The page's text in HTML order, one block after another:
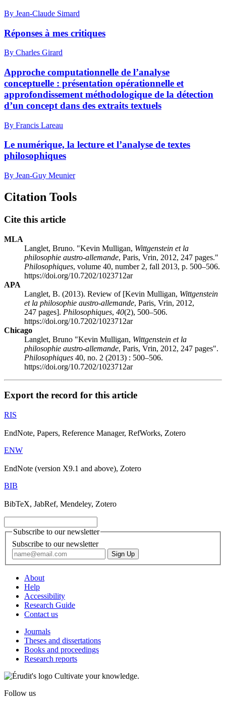
By Jean-Claude Simard
Réponses à mes critiques
By Charles Girard
Approche computationnelle de l’analyse
conceptuelle : présentation opérationnelle et
approfondissement méthodologique de la détection
d’un concept dans des extraits textuels
By Francis Lareau
Le numérique, la lecture et l’analyse de textes
philosophiques
By Jean-Guy Meunier
Citation Tools
Cite this article
MLA
Langlet, Bruno. "Kevin Mulligan, Wittgenstein et la
philosophie austro-allemande, Paris, Vrin, 2012, 247 pages."
Philosophiques, volume 40, number 2, fall 2013, p. 500–506.
https://doi.org/10.7202/1023712ar
APA
Langlet, B. (2013). Review of [Kevin Mulligan, Wittgenstein
et la philosophie austro-allemande, Paris, Vrin, 2012,
247 pages]. Philosophiques, 40(2), 500–506.
https://doi.org/10.7202/1023712ar
Chicago
Langlet, Bruno "Kevin Mulligan, Wittgenstein et la
philosophie austro-allemande, Paris, Vrin, 2012, 247 pages".
Philosophiques 40, no. 2 (2013) : 500–506.
https://doi.org/10.7202/1023712ar
Export the record for this article
RIS
EndNote, Papers, Reference Manager, RefWorks, Zotero
ENW
EndNote (version X9.1 and above), Zotero
BIB
BibTeX, JabRef, Mendeley, Zotero
Subscribe to our newsletter
Subscribe to our newsletter
About
Help
Accessibility
Research Guide
Contact us
Journals
Theses and dissertations
Books and proceedings
Research reports
Cultivate your knowledge.
Follow us